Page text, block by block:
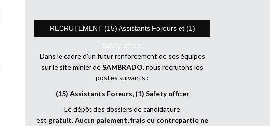
RECRUTEMENT (15) Assistants Foreurs et (1)
Safety officer
Dans le cadre d’un futur renforcement de ses équipes
sur le site minier deSAMBRADO, nous recrutons les
postes suivants :
(15) Assistants Foreurs, (1) Safety officer
Le dépôt des dossiers de candidature
est gratuit.Aucun paiement, frais ou contrepartie ne